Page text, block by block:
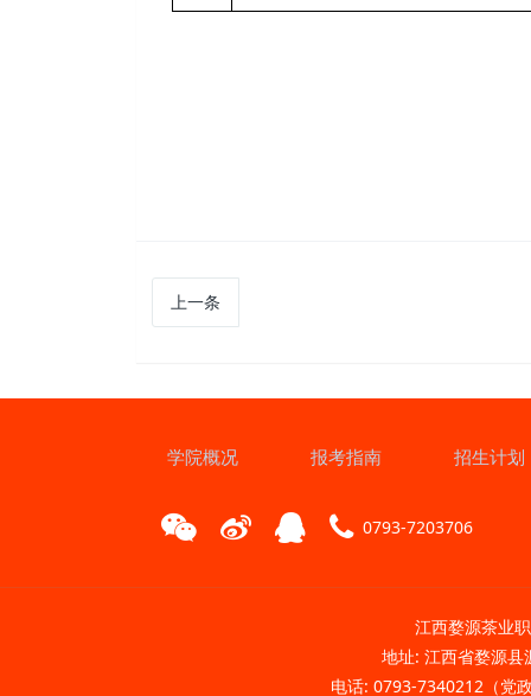
上一条
学院概况 报考指南 招生计划
0793-7203706
江西婺源茶业
地址: 江西省婺源
电话: 0793-7340212（党